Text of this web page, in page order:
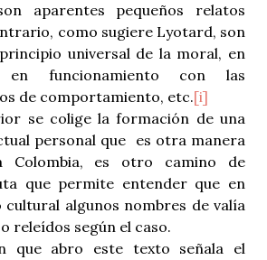
aparentes pequeños relatos
como sugiere Lyotard, son
universal de la moral, en
funcionamiento con las
de comportamiento, etc.[i]
se colige la formación de una
personal que es otra manera
Colombia, es otro camino de
que permite entender que en
algunos nombres de valía
releídos según el caso.
que abro este texto señala el